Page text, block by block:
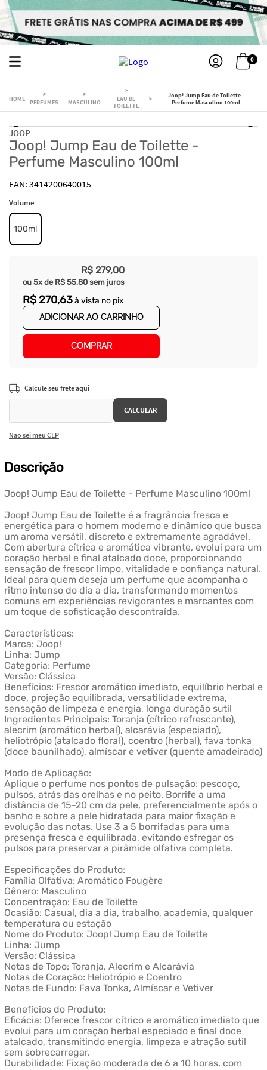
0
PERFUMES MASCULINO
EAU DE
TOILETTE
Joop! Jump Eau de Toilette -
Perfume Masculino 100ml
JOOP
Joop! Jump Eau de Toilette -
Perfume Masculino 100ml
3414200640015
Volume
100ml
R$ 279,00
ou 5x de R$ 55,80 sem juros
R$ 270,63à vista no pix
ADICIONAR AO CARRINHO
COMPRAR
Não sei meu CEP
Descrição
Joop! Jump Eau de Toilette - Perfume Masculino 100ml
Joop! Jump Eau de Toilette é a fragrância fresca e
energética para o homem moderno e dinâmico que busca
um aroma versátil, discreto e extremamente agradável.
Com abertura cítrica e aromática vibrante, evolui para um
coração herbal e final atalcado doce, proporcionando
sensação de frescor limpo, vitalidade e confiança natural.
Ideal para quem deseja um perfume que acompanha o
ritmo intenso do dia a dia, transformando momentos
comuns em experiências revigorantes e marcantes com
um toque de sofisticação descontraída.
Características:
Marca: Joop!
Linha: Jump
Categoria: Perfume
Versão: Clássica
Benefícios: Frescor aromático imediato, equilíbrio herbal e
doce, projeção equilibrada, versatilidade extrema,
sensação de limpeza e energia, longa duração sutil
Ingredientes Principais: Toranja (cítrico refrescante),
alecrim (aromático herbal), alcarávia (especiado),
heliotrópio (atalcado floral), coentro (herbal), fava tonka
(doce baunilhado), almíscar e vetiver (quente amadeirado)
Modo de Aplicação:
Aplique o perfume nos pontos de pulsação: pescoço,
pulsos, atrás das orelhas e no peito. Borrife a uma
distância de 15-20 cm da pele, preferencialmente após o
banho e sobre a pele hidratada para maior fixação e
evolução das notas. Use 3 a 5 borrifadas para uma
presença fresca e equilibrada, evitando esfregar os
pulsos para preservar a pirâmide olfativa completa.
Especificações do Produto:
Família Olfativa: Aromático Fougère
Gênero: Masculino
Concentração: Eau de Toilette
Ocasião: Casual, dia a dia, trabalho, academia, qualquer
temperatura ou estação
Nome do Produto: Joop! Jump Eau de Toilette
Linha: Jump
Versão: Clássica
Notas de Topo: Toranja, Alecrim e Alcarávia
Notas de Coração: Heliotrópio e Coentro
Notas de Fundo: Fava Tonka, Almíscar e Vetiver
Benefícios do Produto:
Eficácia: Oferece frescor cítrico e aromático imediato que
evolui para um coração herbal especiado e final doce
atalcado, transmitindo energia, limpeza e atração sutil
sem sobrecarregar.
Durabilidade: Fixação moderada de 6 a 10 horas, com